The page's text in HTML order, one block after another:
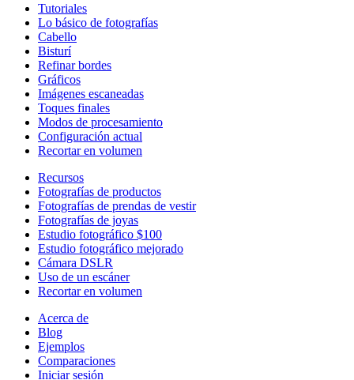
Tutoriales
Lo básico de fotografías
Cabello
Bisturí
Refinar bordes
Gráficos
Imágenes escaneadas
Toques finales
Modos de procesamiento
Configuración actual
Recortar en volumen
Recursos
Fotografías de productos
Fotografías de prendas de vestir
Fotografías de joyas
Estudio fotográfico $100
Estudio fotográfico mejorado
Cámara DSLR
Uso de un escáner
Recortar en volumen
Acerca de
Blog
Ejemplos
Comparaciones
Iniciar sesión